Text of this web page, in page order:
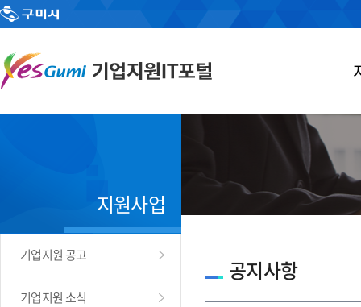
지원사업
기업지원 공고
기업지원 소식
공지사항